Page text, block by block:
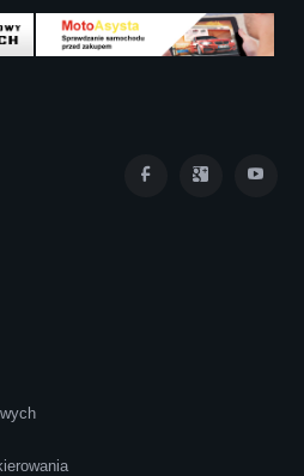
nie można
tego type.